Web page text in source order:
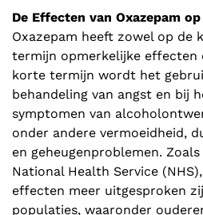
De Effecten van Oxazepam
Oxazepam heeft zowel op de
termijn opmerkelijke effecten
korte termijn wordt het
behandeling van angst en bij
symptomen van
onder andere vermoeidheid,
en geheugenproblemen.
National Health Service
effecten meer uitgesproken
populaties, waaronder